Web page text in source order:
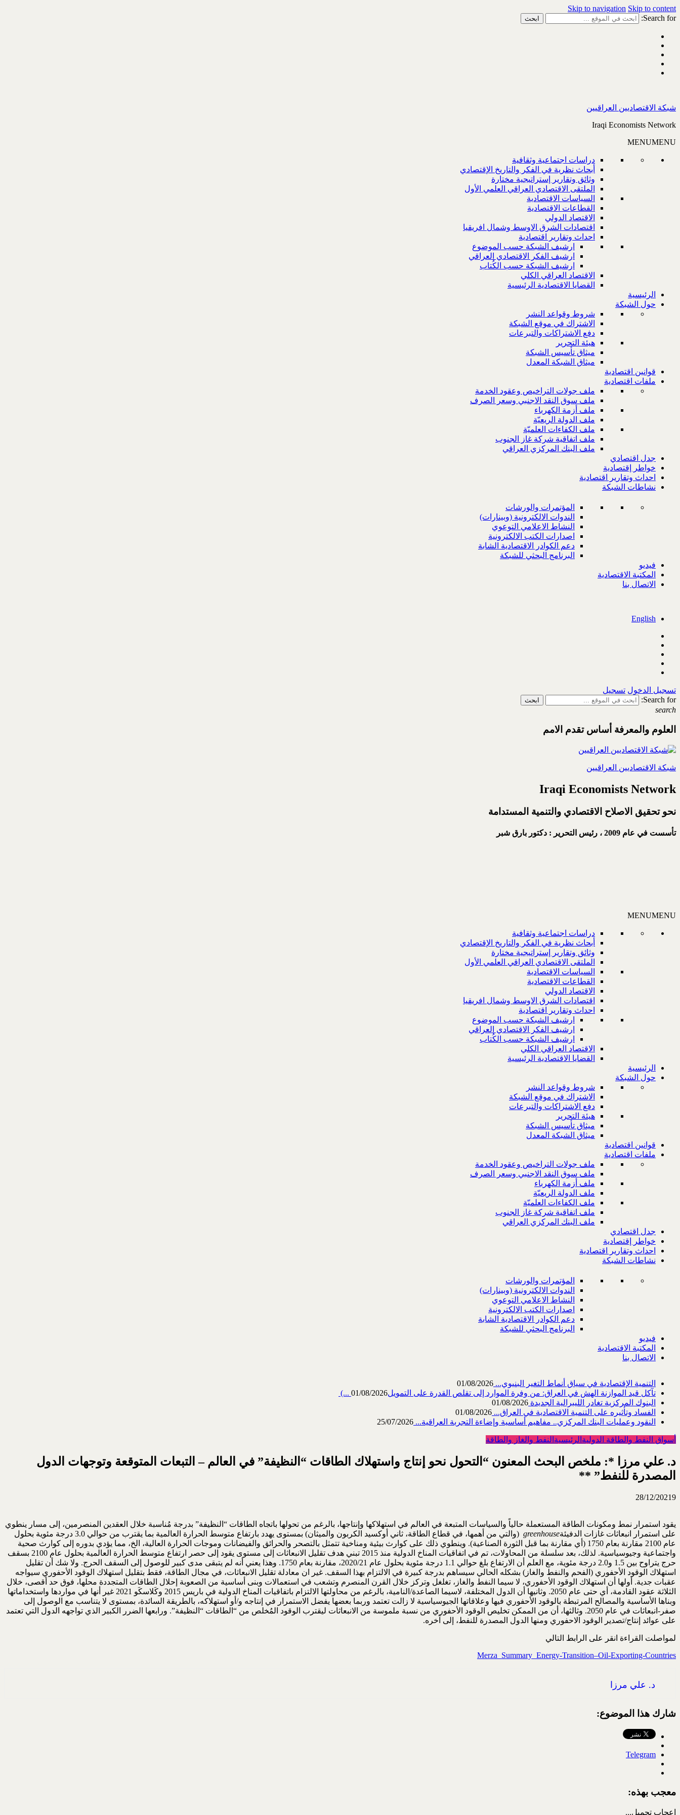
Skip to navigation Skip to content
Search for:
شبكة الاقتصاديين العراقيين
Iraqi Economists Network
MENUMENU
دراسات اجتماعية وثقافية
أبحاث نظرية في الفكر والتاريخ الإقتصادي
وثائق وتقارير إستراتيجية مختارة
الملتقى الاقتصادي العراقي العلمي الأول
السياسات الاقتصادية
القطاعات الاقتصادية
الاقتصاد الدولي
اقتصادات الشرق الاوسط وشمال افريقيا
احداث وتقارير اقتصادية
ارشيف الشبكة حسب الموضوع
ارشيف الفكر الاقتصادي العراقي
ارشيف الشبكة حسب الكُتاب
الاقتصاد العراقي الكلي
القضايا الاقتصادية الرئيسية
الرئيسية
حول الشبكة
شروط وقواعد النشر
الاشتراك في موقع الشبكة
دفع الاشتراكات والتبرعات
هيئة التحرير
ميثاق تأسيس الشبكة
ميثاق الشبكة المعدل
قوانين اقتصادية
ملفات اقتصادية
ملف جولات التراخيص وعقود الخدمة
ملف سوق النقد الاجنبي وسعر الصرف
ملف أزمة الكهرباء
ملف الدولة الريعيّة
ملف الكفاءات العلميّة
ملف اتفاقية شركة غاز الجنوب
ملف البنك المركزي العراقي
جدل اقتصادي
خواطر إقتصادية
احداث وتقارير اقتصادية
نشاطات الشبكة
المؤتمرات والورشات
الندوات الالكترونية (وبينارات)
النشاط الاعلامي التوعوي
اصدارات الكتب الالكترونية
دعم الكوادر الاقتصادية الشابة
البرنامج البحثي للشبكة
فيديو
المكتبة الاقتصادية
الاتصال بنا
English
تسجيل الدخول تسجيل
Search for:
search
العلوم والمعرفة أساس تقدم الامم
شبكة الاقتصاديين العراقيين
Iraqi Economists Network
نحو تحقيق الاصلاح الاقتصادي والتنمية المستدامة
تأسست في عام 2009 ، رئيس التحرير : دكتور بارق شبر
MENUMENU
دراسات اجتماعية وثقافية
أبحاث نظرية في الفكر والتاريخ الإقتصادي
وثائق وتقارير إستراتيجية مختارة
الملتقى الاقتصادي العراقي العلمي الأول
السياسات الاقتصادية
القطاعات الاقتصادية
الاقتصاد الدولي
اقتصادات الشرق الاوسط وشمال افريقيا
احداث وتقارير اقتصادية
ارشيف الشبكة حسب الموضوع
ارشيف الفكر الاقتصادي العراقي
ارشيف الشبكة حسب الكُتاب
الاقتصاد العراقي الكلي
القضايا الاقتصادية الرئيسية
الرئيسية
حول الشبكة
شروط وقواعد النشر
الاشتراك في موقع الشبكة
دفع الاشتراكات والتبرعات
هيئة التحرير
ميثاق تأسيس الشبكة
ميثاق الشبكة المعدل
قوانين اقتصادية
ملفات اقتصادية
ملف جولات التراخيص وعقود الخدمة
ملف سوق النقد الاجنبي وسعر الصرف
ملف أزمة الكهرباء
ملف الدولة الريعيّة
ملف الكفاءات العلميّة
ملف اتفاقية شركة غاز الجنوب
ملف البنك المركزي العراقي
جدل اقتصادي
خواطر إقتصادية
احداث وتقارير اقتصادية
نشاطات الشبكة
المؤتمرات والورشات
الندوات الالكترونية (وبينارات)
النشاط الاعلامي التوعوي
اصدارات الكتب الالكترونية
دعم الكوادر الاقتصادية الشابة
البرنامج البحثي للشبكة
فيديو
المكتبة الاقتصادية
الاتصال بنا
التنمية الإقتصادية في سياق أنماط التغير البنيوي... 01/08/2026
تآكل قيد الموازنة الهش في العراق: من وفرة الموارد إلى تقلص القدرة على التمويل‎ (...01/08/2026
البنوك المركزية تغادر الليبرالية الجديدة 01/08/2026
الفساد وتأثيره على التنمية الاقتصادية في العراق... 01/08/2026
النقود وعمليات البنك المركزي.. مفاهيم أساسية وإضاءة التجربة العراقية... 25/07/2026
أسواق النفط والطاقة الدولية الرئيسية النفط والغاز والطاقة
د. علي مرزا *: ملخص البحث المعنون “التحول نحو إنتاج واستهلاك الطاقات “النظيفة” في العالم – التبعات المتوقعة وتوجهات الدول
المصدرة للنفط” **
28/12/20219
يقود استمرار نمط ومكونات الطاقة المستعملة حالياً والسياسات المتبعة في العالم في استهلاكها وإنتاجها، بالرغم من تحولها باتجاه الطاقات “النظيفة” بدرجة مُناسبة خلال العقدين المنصرمين، إلى مسار ينطوي
على استمرار انبعاثات غازات الدفيئةgreenhouse
(والتي من أهمها، في قطاع الطاقة، ثاني أوكسيد الكربون والميثان) بمستوى يهدد بارتفاع متوسط الحرارة العالمية بما يقترب من حوالي 3.0 درجة مئوية بحلول
عام 2100 مقارنة بعام 1750 (أي مقارنة بما قبل الثورة الصناعية). وينطوي ذلك على كوارث بيئية ومناخية تتمثل بالتصحر والحرائق والفيضانات وموجات الحرارة العالية، الخ، مما يؤدي بدوره إلى كوارث صحية
واجتماعية وجيوسياسية. لذلك، بعد سلسلة من المحاولات، تم في اتفاقيات المناخ الدولية منذ 2015 تبني هدف تقليل الانبعاثات إلى مستوى يقود إلى حصر ارتفاع متوسط الحرارة العالمية بحلول عام 2100 بسقف
حرج يتراوح بين 1.5 و2.0 درجة مئوية، مع العلم أن الارتفاع بلغ حوالي 1.1 درجة مئوية بحلول عام 2020/21، مقارنة بعام 1750. وهذا يعني أنه لم يتبقى مدى كبير للوصول إلى السقف الحرج. ولا شك أن تقليل
استهلاك الوقود الأحفوري (الفحم والنفط والغاز) بشكله الحالي سيساهم بدرجة كبيرة في الالتزام بهذا السقف. غير ان معادلة تقليل الانبعاثات، في مجال الطاقة، فقط بتقليل استهلاك الوقود الأحفوري سيواجه
عقبات جدية. أولها أن استهلاك الوقود الأحفوري، لا سيما النفط والغاز، تغلغل وتركز خلال القرن المنصرم وتشعب في استعمالات وبنى أساسية من الصعوبة إحلال الطاقات المتجددة محلها، فوق حد أقصى، خلال
الثلاثة عقود القادمة، أي حتى عام 2050. وثانيها أن الدول المختلفة، لاسيما الصاعدة/النامية، بالرغم من محاولتها الالتزام باتفاقيات المناخ الدولية في باريس 2015 وكَلاسكَو 2021 غير أنها في مواردها واستخداماتها
وبناها الأساسية والمصالح المرتبطة بالوقود الأحفوري فيها وعلاقاتها الجيوسياسية لا زالت تعتمد وربما بعضها يفضل الاستمرار في إنتاجه و/أو استهلاكه، بالطريقة السائدة، بمستوى لا يتناسب مع الوصول إلى
صفر-انبعاثات في عام 2050. وثالثها، أن من الممكن تخليص الوقود الأحفوري من نسبة ملموسة من الانبعاثات ليقترب الوقود المُخلص من “الطاقات “النظيفة”. ورابعها الضرر الكبير الذي تواجهه الدول التي تعتمد
على عوائد إنتاج/تصدير الوقود الاحفوري ومنها الدول المصدرة للنفط، إلى آخره.
لمواصلت القراءة انقر على الرابط التالي
Merza_Summary_Energy-Transition–Oil-Exporting-Countries
د. علي مرزا
شارك هذا الموضوع:
Telegram
معجب بهذه:
إعجاب تحميل...